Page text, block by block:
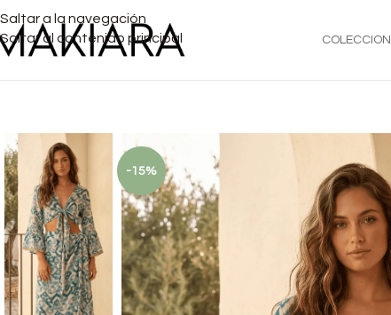
Saltar a la navegación
Saltar al contenido principal
COLECCION
-15%